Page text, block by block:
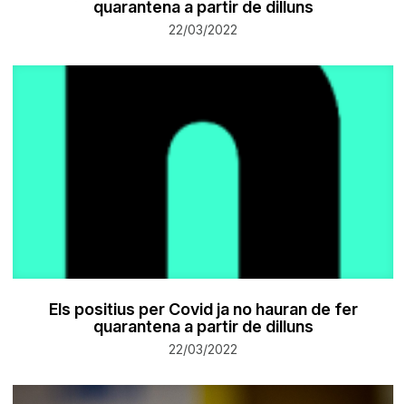
quarantena a partir de dilluns
22/03/2022
Els positius per Covid ja no hauran de fer
quarantena a partir de dilluns
22/03/2022